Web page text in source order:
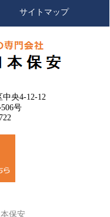
サイトマップ
中央4-12-12
号
保安